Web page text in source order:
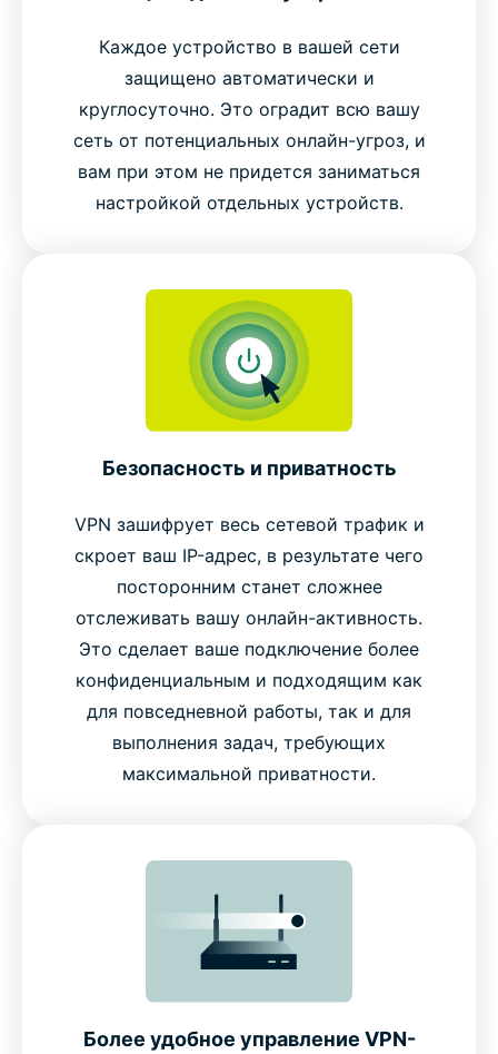
Каждое устройство в вашей сети
защищено автоматически и
круглосуточно. Это оградит всю вашу
сеть от потенциальных онлайн-угроз, и
вам при этом не придется заниматься
настройкой отдельных устройств.
Безопасность и приватность
VPN зашифрует весь сетевой трафик и
скроет ваш IP-адрес, в результате чего
посторонним станет сложнее
отслеживать вашу онлайн-активность.
Это сделает ваше подключение более
конфиденциальным и подходящим как
для повседневной работы, так и для
выполнения задач, требующих
максимальной приватности.
Более удобное управление VPN-